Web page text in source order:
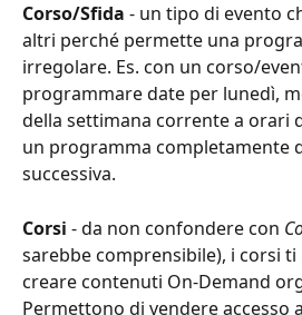
Corso/Sfida - un tipo di evento
altri perché permette una
irregolare. Es. con un corso/
programmare date per lunedì,
della settimana corrente a orari
un programma completamente
successiva.
Corsi - da non confondere con
sarebbe comprensibile), i corsi
creare contenuti On-Demand
Permettono di vendere accesso